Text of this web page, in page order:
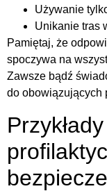
Używanie
Unikanie tras
Pamiętaj, że
spoczywa na
Zawsze bądź
do obowiązujących